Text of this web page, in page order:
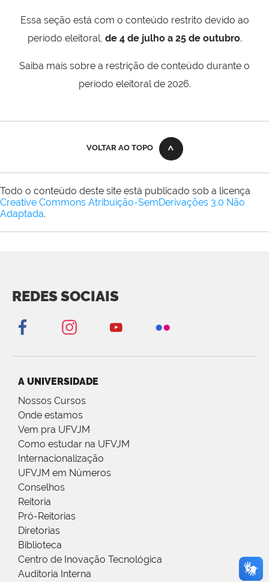
Essa seção está com o conteúdo restrito devido ao
período eleitoral, de 4 de julho a 25 de outubro.
Saiba mais sobre a restrição de conteúdo durante o
período eleitoral de 2026.
VOLTAR AO TOPO
Todo o conteúdo deste site está publicado sob a licença
Creative Commons Atribuição-SemDerivações 3.0 Não
Adaptada.
REDES SOCIAIS
A UNIVERSIDADE
Nossos Cursos
Onde estamos
Vem pra UFVJM
Como estudar na UFVJM
Internacionalização
UFVJM em Números
Conselhos
Reitoria
Pró-Reitorias
Diretorias
Biblioteca
Centro de Inovação Tecnológica
Auditoria Interna